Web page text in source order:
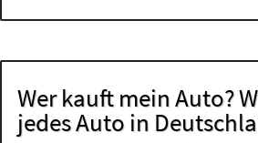
Wer kauft mein Auto?
jedes Auto in